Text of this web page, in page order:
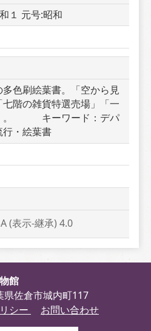
１ 元号:昭和
色刷絵葉書。「空から見
階の雑貨特選売場」「一
　　　キーワード：デパ
・絵葉書
(表示-継承) 4.0
館
県佐倉市城内町117
シー
お問い合わせ